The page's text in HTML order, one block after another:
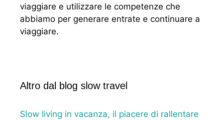
viaggiare e utilizzare le competenze che
abbiamo per generare entrate e continuare a
viaggiare.
Altro dal blog slow travel
Slow living in vacanza, il piacere di rallentare